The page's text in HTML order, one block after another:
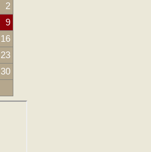
2
9
16
23
30